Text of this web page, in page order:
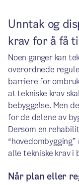
Unntak og
krav for å få
Noen ganger kan
overordnede
barriere for
at tekniske krav
bebyggelse. Men
for de delene av
Dersom en
alle tekniske krav i
Når plan eller